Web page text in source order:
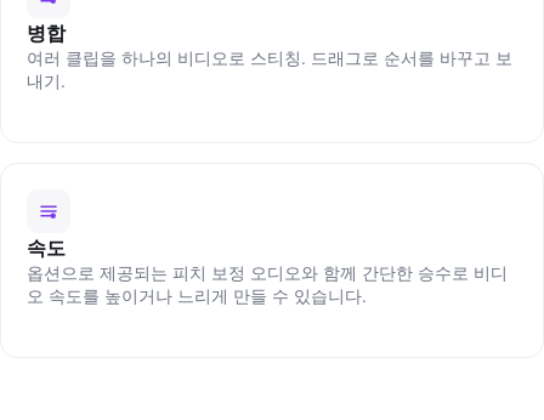
병합
여러 클립을 하나의 비디오로 스티칭. 드래그로 순서를 바꾸고 보
내기.
속도
옵션으로 제공되는 피치 보정 오디오와 함께 간단한 승수로 비디
오 속도를 높이거나 느리게 만들 수 있습니다.